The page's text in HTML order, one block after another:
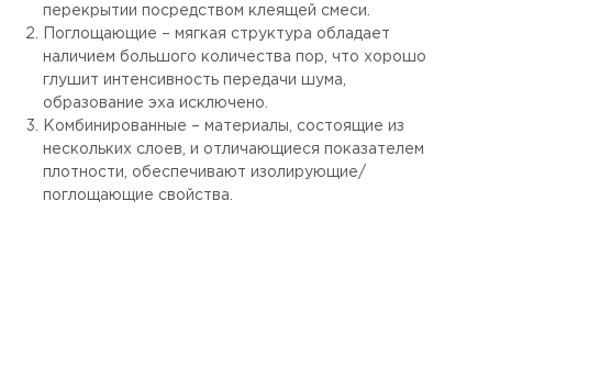
перекрытии посредством клеящей смеси.
Поглощающие – мягкая структура обладает
наличием большого количества пор, что хорошо
глушит интенсивность передачи шума,
образование эха исключено.
Комбинированные – материалы, состоящие из
нескольких слоев, и отличающиеся показателем
плотности, обеспечивают изолирующие/
поглощающие свойства.